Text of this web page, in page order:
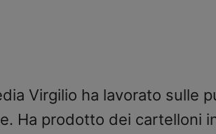
Virgilio ha lavorato sulle
Ha prodotto dei cartelloni